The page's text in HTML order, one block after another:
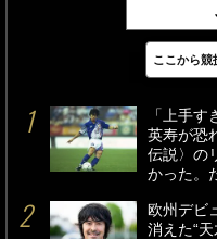
最新
「上手
英寿が恐
伝説〉の
かった。
欧州デビ
消えた“
ここから競